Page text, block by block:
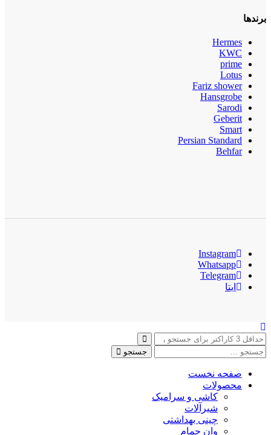
برندها
Hermes
KWC
prime
Lotus
Fariz shower
Hansgrobe
Sarodi
Geberit
Smart
Persian Standard
Behfar
Instagram
Whatsapp
Telegram
ایتا
جستجو
صفحه نخست
محصولات
کاشی و سرامیک
شیرآلات
چینی بهداشتی
وان حمام